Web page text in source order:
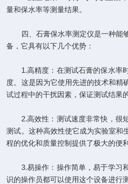
量和保水率等测量结果。
四、石膏保水率测定仪是一种能
备，它具有以下几个优势：
1.高精度：在测试石膏的保水率
度。这是因为它使用先进的技术和精
试过程中的干扰因素，保证测试结果
2.高效性：测试速度非常快，很
测试。这种高效性使它成为实验室和
程的优化和质量控制提供了极大的便利
3.易操作：操作简单，易于学习
识的操作员都可以使用这个设备进行测